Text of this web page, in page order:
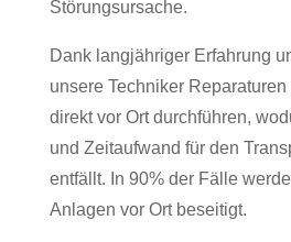
Störungsursache.
Dank langjähriger Erfahrung
unsere Techniker
direkt vor Ort durchführen,
und Zeitaufwand für den
entfällt. In 90% der Fälle
Anlagen vor Ort beseitigt.